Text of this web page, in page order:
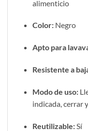
alimenticio
Color:Negro
Apto para
Resistente a
Modo de uso:
indicada, cerrar
Reutilizable:Sí